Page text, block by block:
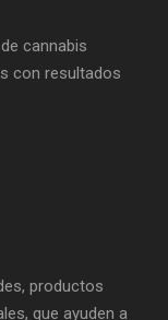
cannabis
con resultados
productos
que ayuden a